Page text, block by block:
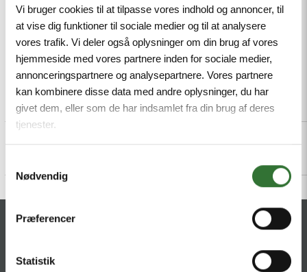
Vi bruger cookies til at tilpasse vores indhold og annoncer, til
at vise dig funktioner til sociale medier og til at analysere
vores trafik. Vi deler også oplysninger om din brug af vores
hjemmeside med vores partnere inden for sociale medier,
annonceringspartnere og analysepartnere. Vores partnere
kan kombinere disse data med andre oplysninger, du har
givet dem, eller som de har indsamlet fra din brug af deres
tjenester.
Nødvendig
Præferencer
Statistik
Beschreibung Specifications Dateien
KONTAKT
HQ:Theilgaards Torv 1